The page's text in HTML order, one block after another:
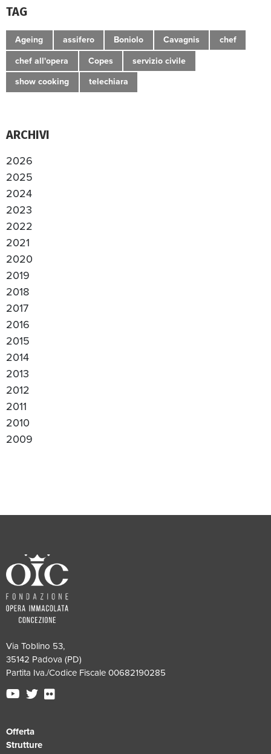
TAG
Ageing assifero Boniolo Cavagnis chef
chef all'opera Copes servizio civile
show cooking telechiara
ARCHIVI
2026
2025
2024
2023
2022
2021
2020
2019
2018
2017
2016
2015
2014
2013
2012
2011
2010
2009
Via Toblino 53,
35142 Padova (PD)
Partita Iva./Codice Fiscale 00682190285
Offerta
Strutture